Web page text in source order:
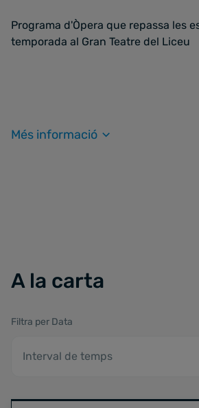
Programa d'Òpera que repassa les
temporada al Gran Teatre del Liceu
Més informació
A la carta
Filtra per Data